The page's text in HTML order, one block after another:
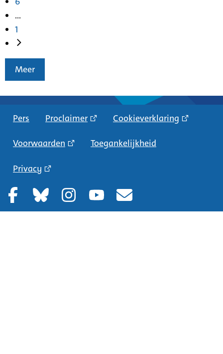
...
1
Meer
Pers Proclaimer Cookieverklaring
Voorwaarden Toegankelijkheid
Privacy